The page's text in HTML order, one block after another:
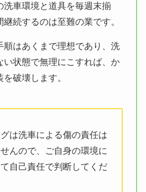
洗車環境と道具を毎週末揃
継続するのは至難の業です。
順はあくまで理想であり、洗
い状態で無理にこすれば、か
を破壊します。
は洗車による傷の責任は
んので、ご自身の環境に
自己責任で判断してくだ